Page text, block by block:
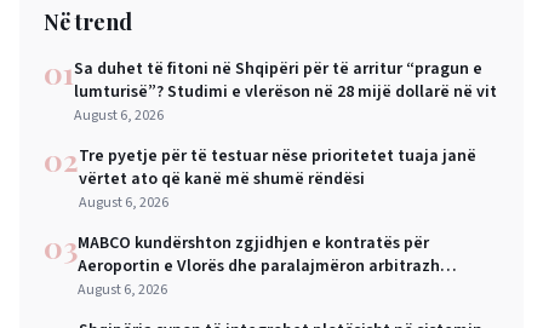
Në trend
01Sa duhet të fitoni në Shqipëri për të arritur “pragun e
lumturisë”? Studimi e vlerëson në 28 mijë dollarë në vit
August 6, 2026
02Tre pyetje për të testuar nëse prioritetet tuaja janë
vërtet ato që kanë më shumë rëndësi
August 6, 2026
03MABCO kundërshton zgjidhjen e kontratës për
Aeroportin e Vlorës dhe paralajmëron arbitrazh
ndërkombëtar
August 6, 2026